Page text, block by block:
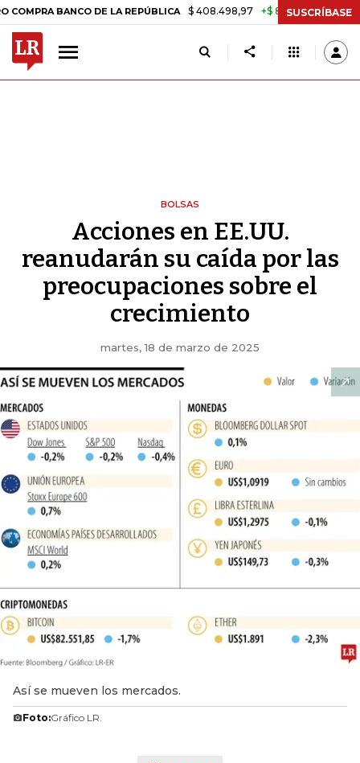
BANCO DE LA REPÚBLICA $ 408.498,97 +$ 8.753,81 +2,19%
SUSCRÍBASE
BOLSAS
Acciones en EE.UU.
reanudarán su caída por las
preocupaciones sobre el
crecimiento
martes, 18 de marzo de 2025
Así se mueven los mercados.
Foto:Gráfico LR.